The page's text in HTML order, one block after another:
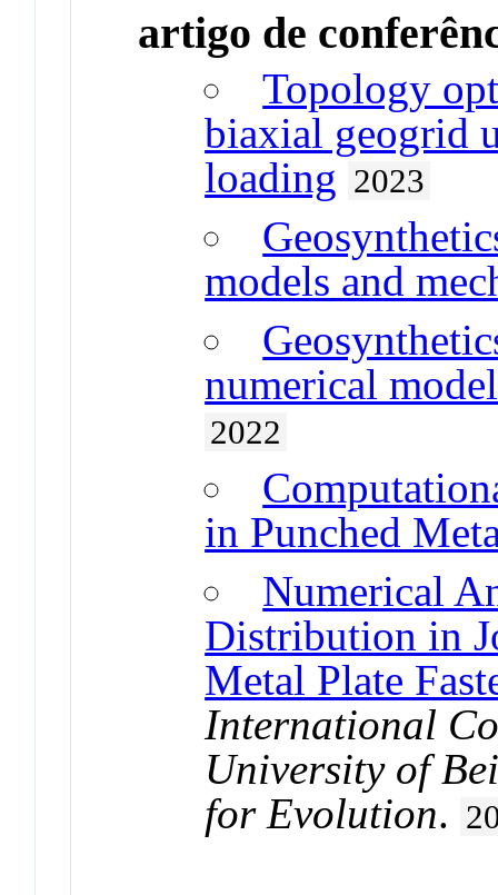
artigo de
Topology
biaxial geogrid
loading 2023
models and
numerical
2022
in Punched
Numerical
Distribution in
Metal Plate
International
University of
for Evolution.